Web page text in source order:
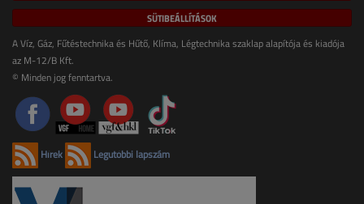
SÜTIBEÁLLÍTÁSOK
A Víz, Gáz, Fűtéstechnika és Hűtő, Klíma, Légtechnika szaklap alapítója és kiadója
az M-12/B Kft.
© Minden jog fenntartva.
Hírek Legutóbbi lapszám